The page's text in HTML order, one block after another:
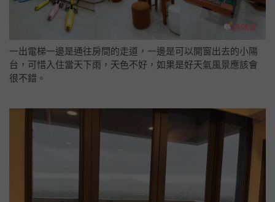
沙坑可以給孩子們玩樂喔！
* 限體重25公斤以下兒童乘坐， 如天候不佳或下雨不開放，請依現場公告
為主